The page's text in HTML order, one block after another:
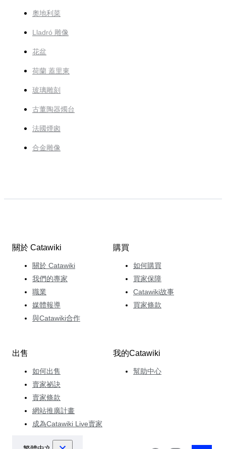
奧地利菜
Lladró 雕像
花盆
荷蘭 蓋里東
玻璃雕刻
古董陶器燭台
法國煙囪
合金雕像
關於 Catawiki
關於 Catawiki
我們的專家
職業
媒體報導
與Catawiki合作
購買
如何購買
買家保障
Catawiki故事
買家條款
出售
如何出售
賣家祕訣
賣家條款
網站推廣計畫
成為Catawiki Live賣家
我的Catawiki
幫助中心